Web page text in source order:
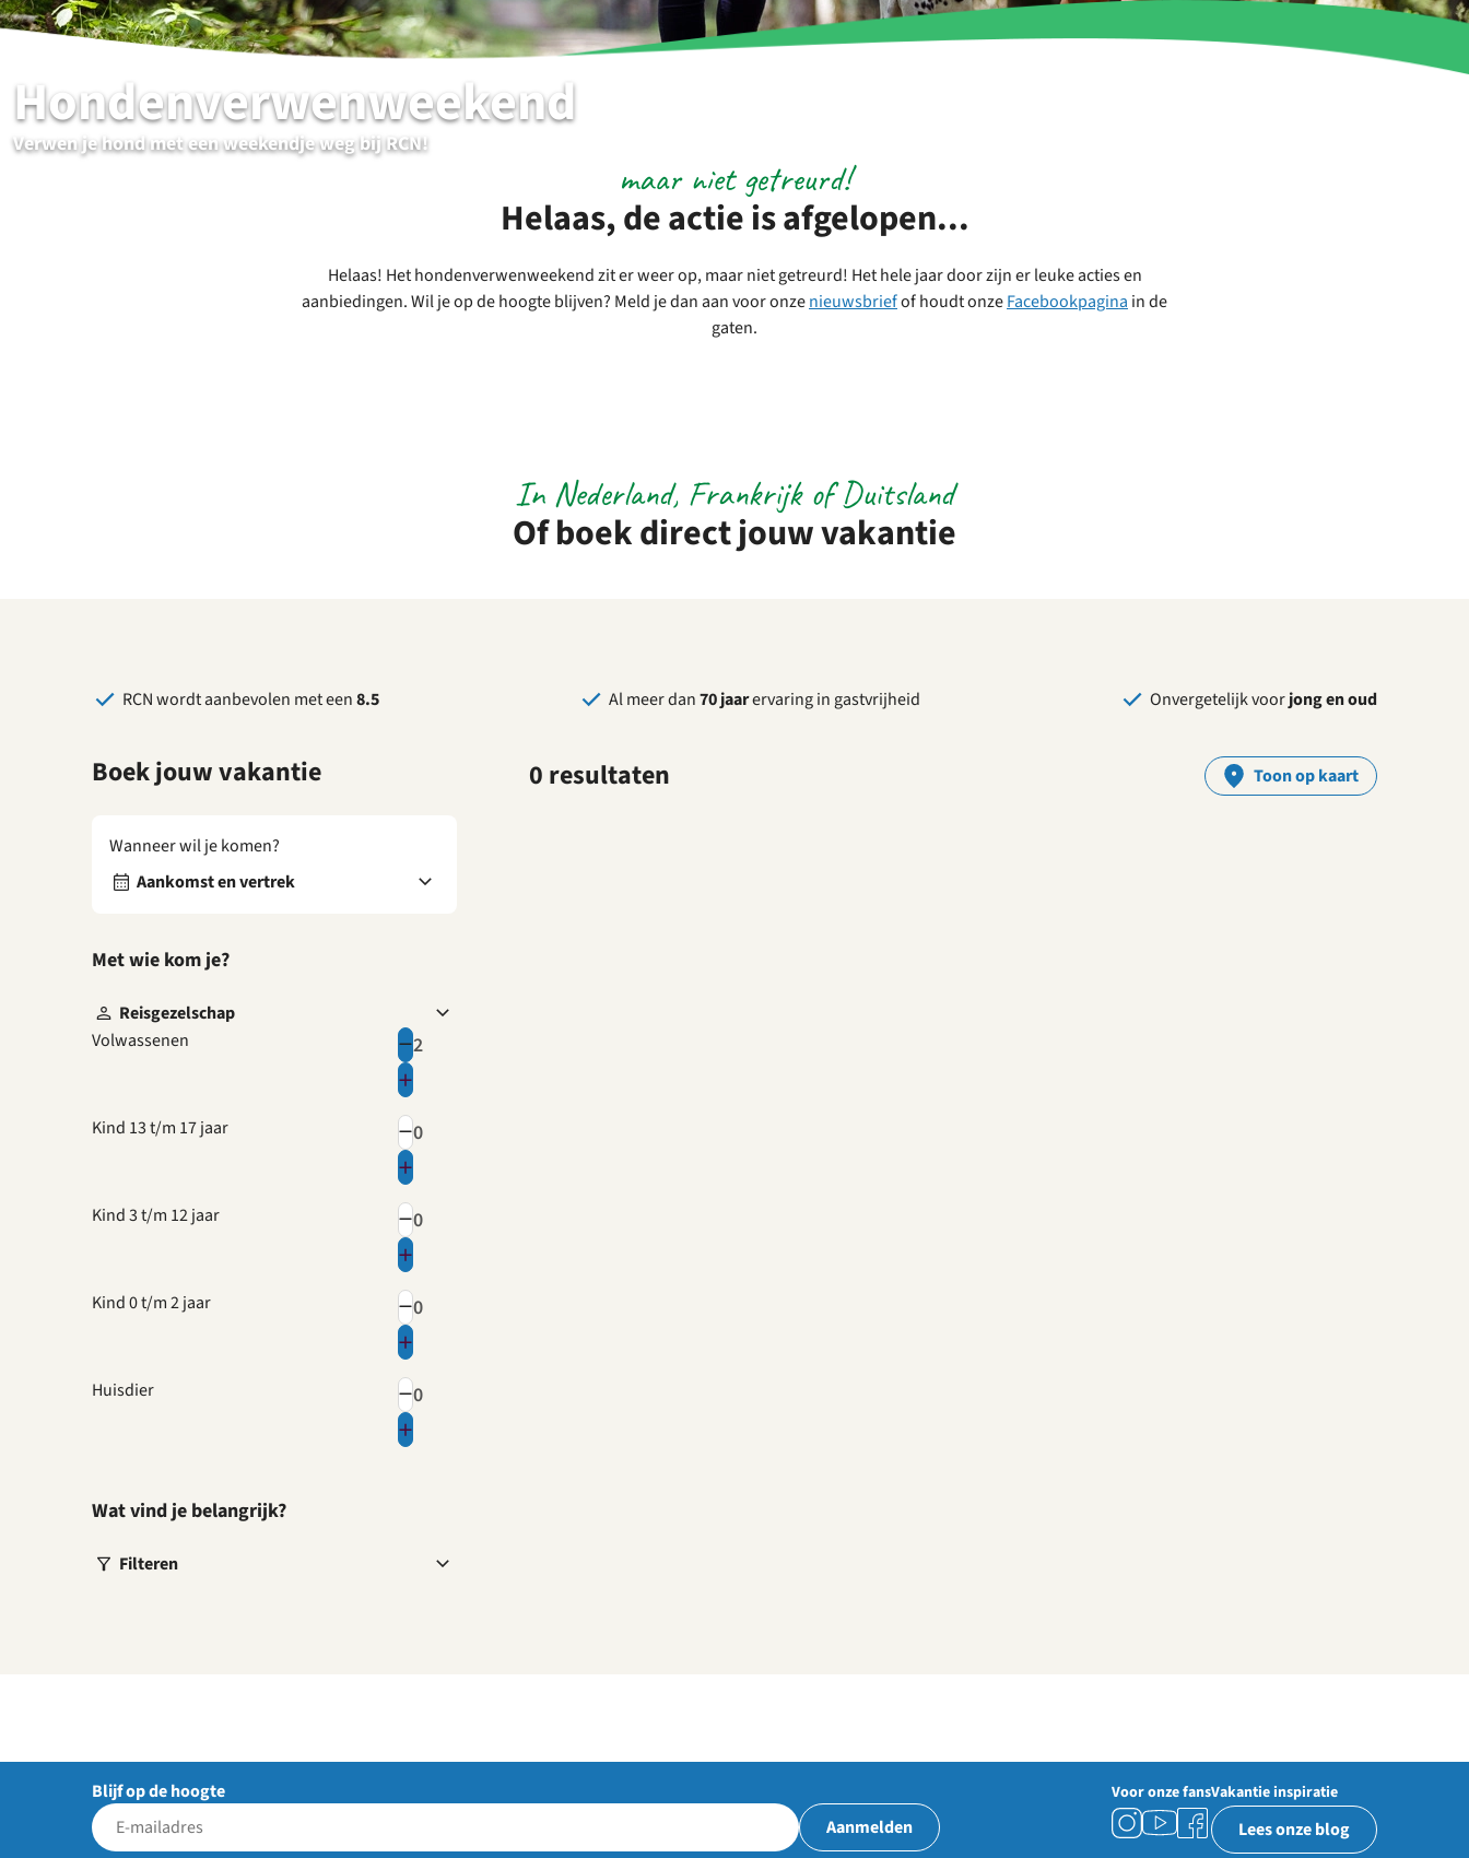
Hondenverwenweekend
Verwen je hond met een weekendje weg bij RCN!
Helaas, de actie is afgelopen...
maar niet getreurd!
Helaas! Het hondenverwenweekend zit er weer op, maar niet getreurd! Het hele jaar door zijn er leuke acties en
aanbiedingen. Wil je op de hoogte blijven? Meld je dan aan voor onzenieuwsbriefof houdt onzeFacebookpagina in de
gaten.
Of boek direct jouw vakantie
In Nederland, Frankrijk of Duitsland
RCN wordt aanbevolen met een8.5 Al meer dan70 jaarervaring in gastvrijheid Onvergetelijk voorjong en oud
Boek jouw vakantie
Wanneer wil je komen?
Aankomst en vertrek
Met wie kom je?
Reisgezelschap
Volwassenen
Kind 13 t/m 17 jaar
Kind 3 t/m 12 jaar
Kind 0 t/m 2 jaar
Huisdier
Wat vind je belangrijk?
Filteren
0 resultaten Toon op kaart
Blijf op de hoogte
Aanmelden
Voor onze fansVakantie inspiratie
Lees onze blog